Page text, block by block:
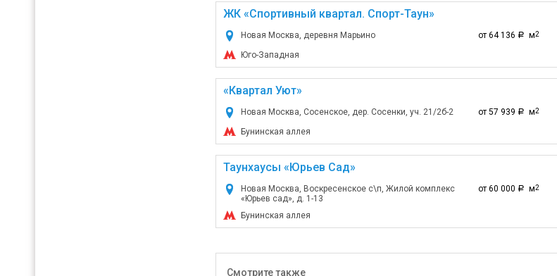
ЖК «Спортивный квартал. Спорт-Таун»
от 64 136 a м2
Новая Москва, деревня Марьино
Юго-Западная
«Квартал Уют»
от 57 939 a м2
Новая Москва, Сосенское, дер. Сосенки, уч. 21/2б-2
Бунинская аллея
Таунхаусы «Юрьев Сад»
от 60 000 a м2
Новая Москва, Воскресенское с\п, Жилой комплекс
«Юрьев сад», д. 1-13
Бунинская аллея
Смотрите также